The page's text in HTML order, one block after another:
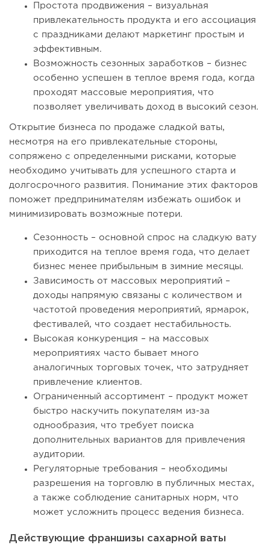
Простота продвижения – визуальная
привлекательность продукта и его ассоциация
с праздниками делают маркетинг простым и
эффективным.
Возможность сезонных заработков – бизнес
особенно успешен в теплое время года, когда
проходят массовые мероприятия, что
позволяет увеличивать доход в высокий сезон.
Открытие бизнеса по продаже сладкой ваты,
несмотря на его привлекательные стороны,
сопряжено с определенными рисками, которые
необходимо учитывать для успешного старта и
долгосрочного развития. Понимание этих факторов
поможет предпринимателям избежать ошибок и
минимизировать возможные потери.
Сезонность – основной спрос на сладкую вату
приходится на теплое время года, что делает
бизнес менее прибыльным в зимние месяцы.
Зависимость от массовых мероприятий –
доходы напрямую связаны с количеством и
частотой проведения мероприятий, ярмарок,
фестивалей, что создает нестабильность.
Высокая конкуренция – на массовых
мероприятиях часто бывает много
аналогичных торговых точек, что затрудняет
привлечение клиентов.
Ограниченный ассортимент – продукт может
быстро наскучить покупателям из-за
однообразия, что требует поиска
дополнительных вариантов для привлечения
аудитории.
Регуляторные требования – необходимы
разрешения на торговлю в публичных местах,
а также соблюдение санитарных норм, что
может усложнить процесс ведения бизнеса.
Действующие франшизы сахарной ваты